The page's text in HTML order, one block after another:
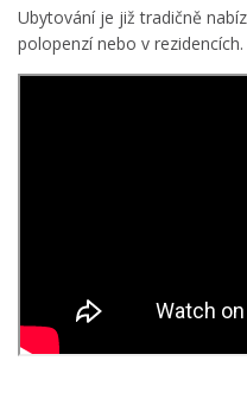
Ubytování je již tradičně
polopenzí nebo v rezidencích.